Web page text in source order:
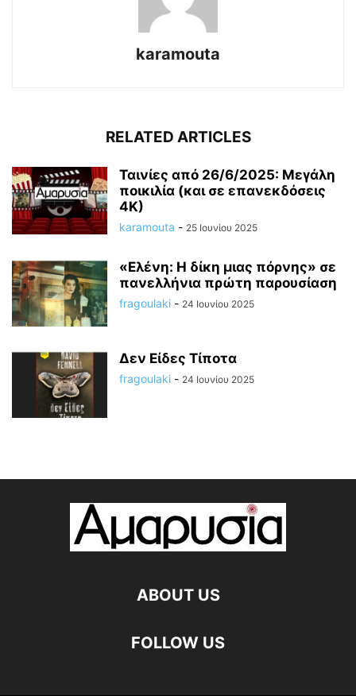
karamouta
RELATED ARTICLES
Ταινίες από 26/6/2025: Μεγάλη
ποικιλία (και σε επανεκδόσεις
4Κ)
karamouta - 25 Ιουνίου 2025
«Ελένη: Η δίκη μιας πόρνης» σε
πανελλήνια πρώτη παρουσίαση
fragoulaki - 24 Ιουνίου 2025
Δεν Είδες Τίποτα
fragoulaki - 24 Ιουνίου 2025
ABOUT US
FOLLOW US